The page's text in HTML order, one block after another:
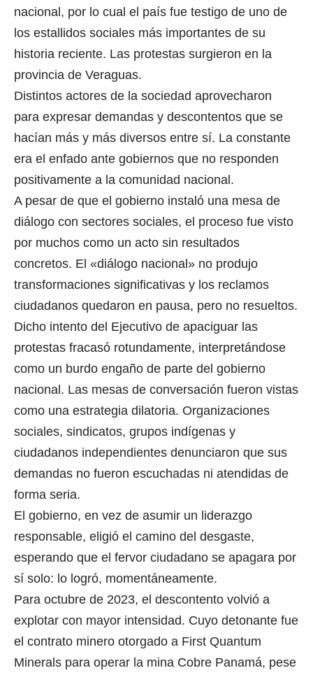
nacional, por lo cual el país fue testigo de uno de
los estallidos sociales más importantes de su
historia reciente. Las protestas surgieron en la
provincia de Veraguas.
Distintos actores de la sociedad aprovecharon
para expresar demandas y descontentos que se
hacían más y más diversos entre sí. La constante
era el enfado ante gobiernos que no responden
positivamente a la comunidad nacional.
A pesar de que el gobierno instaló una mesa de
diálogo con sectores sociales, el proceso fue visto
por muchos como un acto sin resultados
concretos. El «diálogo nacional» no produjo
transformaciones significativas y los reclamos
ciudadanos quedaron en pausa, pero no resueltos.
Dicho intento del Ejecutivo de apaciguar las
protestas fracasó rotundamente, interpretándose
como un burdo engaño de parte del gobierno
nacional. Las mesas de conversación fueron vistas
como una estrategia dilatoria. Organizaciones
sociales, sindicatos, grupos indígenas y
ciudadanos independientes denunciaron que sus
demandas no fueron escuchadas ni atendidas de
forma seria.
El gobierno, en vez de asumir un liderazgo
responsable, eligió el camino del desgaste,
esperando que el fervor ciudadano se apagara por
sí solo: lo logró, momentáneamente.
Para octubre de 2023, el descontento volvió a
explotar con mayor intensidad. Cuyo detonante fue
el contrato minero otorgado a First Quantum
Minerals para operar la mina Cobre Panamá, pese